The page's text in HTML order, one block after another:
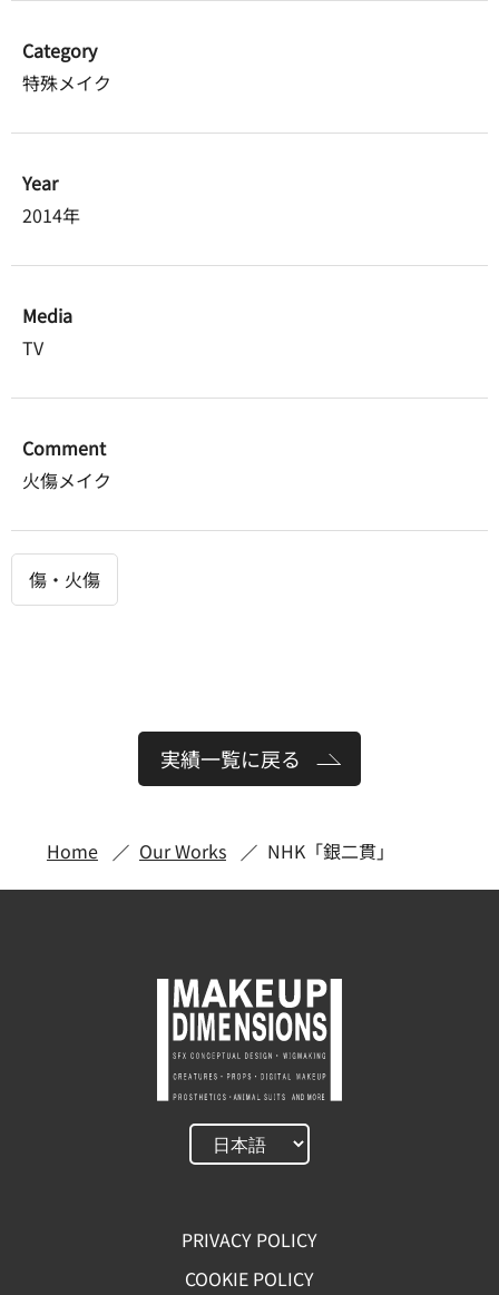
Category
特殊メイク
Year
2014年
Media
TV
Comment
火傷メイク
傷・火傷
実績一覧に戻る
Home Our Works NHK「銀二貫」
PRIVACY POLICY
COOKIE POLICY